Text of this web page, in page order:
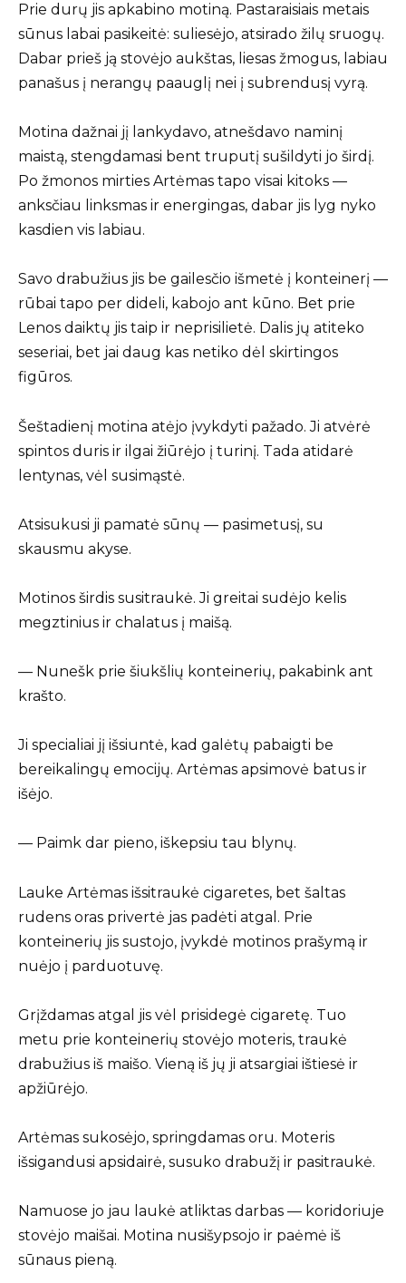
Prie durų jis apkabino motiną. Pastaraisiais metais
sūnus labai pasikeitė: suliesėjo, atsirado žilų sruogų.
Dabar prieš ją stovėjo aukštas, liesas žmogus, labiau
panašus į nerangų paauglį nei į subrendusį vyrą.
Motina dažnai jį lankydavo, atnešdavo naminį
maistą, stengdamasi bent truputį sušildyti jo širdį.
Po žmonos mirties Artėmas tapo visai kitoks —
anksčiau linksmas ir energingas, dabar jis lyg nyko
kasdien vis labiau.
Savo drabužius jis be gailesčio išmetė į konteinerį —
rūbai tapo per dideli, kabojo ant kūno. Bet prie
Lenos daiktų jis taip ir neprisilietė. Dalis jų atiteko
seseriai, bet jai daug kas netiko dėl skirtingos
figūros.
Šeštadienį motina atėjo įvykdyti pažado. Ji atvėrė
spintos duris ir ilgai žiūrėjo į turinį. Tada atidarė
lentynas, vėl susimąstė.
Atsisukusi ji pamatė sūnų — pasimetusį, su
skausmu akyse.
Motinos širdis susitraukė. Ji greitai sudėjo kelis
megztinius ir chalatus į maišą.
— Nunešk prie šiukšlių konteinerių, pakabink ant
krašto.
Ji specialiai jį išsiuntė, kad galėtų pabaigti be
bereikalingų emocijų. Artėmas apsimovė batus ir
išėjo.
— Paimk dar pieno, iškepsiu tau blynų.
Lauke Artėmas išsitraukė cigaretes, bet šaltas
rudens oras privertė jas padėti atgal. Prie
konteinerių jis sustojo, įvykdė motinos prašymą ir
nuėjo į parduotuvę.
Grįždamas atgal jis vėl prisidegė cigaretę. Tuo
metu prie konteinerių stovėjo moteris, traukė
drabužius iš maišo. Vieną iš jų ji atsargiai ištiesė ir
apžiūrėjo.
Artėmas sukosėjo, springdamas oru. Moteris
išsigandusi apsidairė, susuko drabužį ir pasitraukė.
Namuose jo jau laukė atliktas darbas — koridoriuje
stovėjo maišai. Motina nusišypsojo ir paėmė iš
sūnaus pieną.